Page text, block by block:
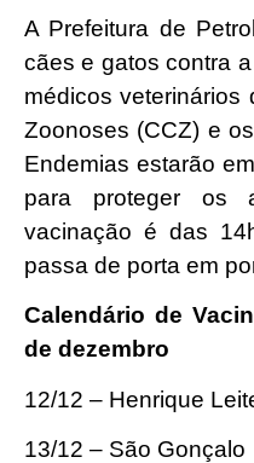
A Prefeitura de
cães e gatos contra
médicos veterinários
Zoonoses (CCZ) e
Endemias estarão
para proteger os
vacinação é das
passa de porta em
Calendário de
de dezembro
12/12 – Henrique
13/12 – São Gonçalo